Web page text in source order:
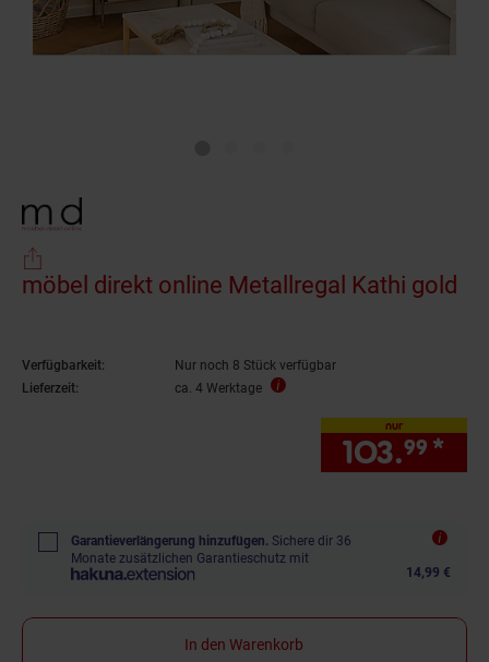
möbel direkt online Metallregal Kathi gold
Verfügbarkeit:
Nur noch 8 Stück verfügbar
Lieferzeit:
ca. 4 Werktage
nur
103.99 *
Garantieverlängerung hinzufügen. Sichere dir 36
Monate zusätzlichen Garantieschutz mit
14,99 €
In den Warenkorb